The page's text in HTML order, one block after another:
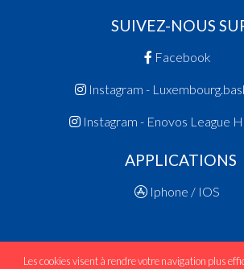
SUIVEZ-NOUS
Facebook
Instagram -
Instagram - Enovos League
APPLICATIONS
Iphone / IOS
Les cookies visent à rendre votre navigation plus